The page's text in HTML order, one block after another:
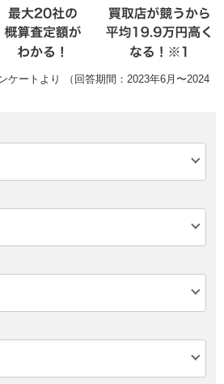
ケートより （回答期間：2023年6月〜2024